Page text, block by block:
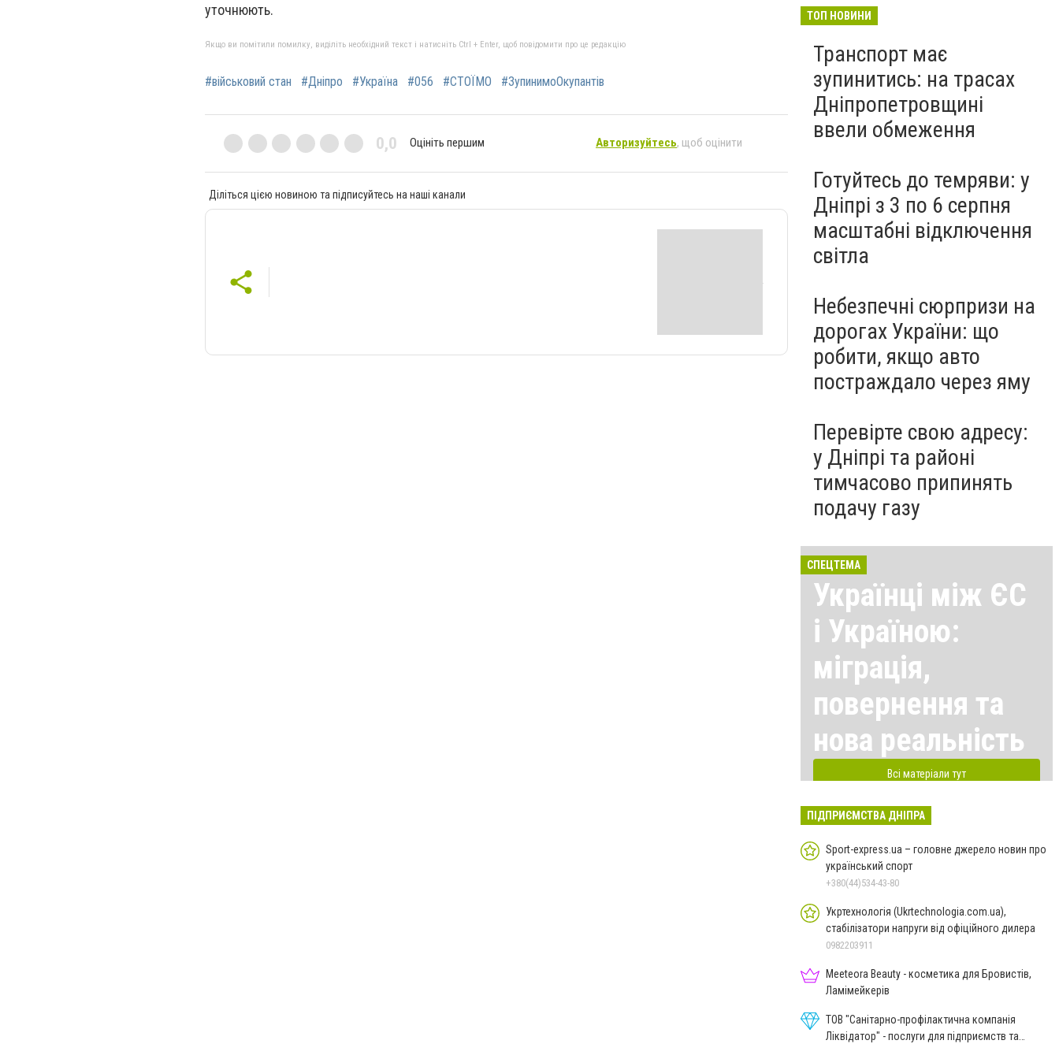
уточнюють.
Якщо ви помітили помилку, виділіть необхідний текст і натисніть Ctrl + Enter, щоб повідомити про це редакцію
#військовий стан #Дніпро #Україна #056 #СТОЇМО #ЗупинимоОкупантів
0,0 Оцініть першим Авторизуйтесь, щоб оцінити
Діліться цією новиною та підписуйтесь на наші канали
ТОП НОВИНИ
Транспорт має
зупинитись: на трасах
Дніпропетровщині
ввели обмеження
Готуйтесь до темряви: у
Дніпрі з 3 по 6 серпня
масштабні відключення
світла
Небезпечні сюрпризи на
дорогах України: що
робити, якщо авто
постраждало через яму
Перевірте свою адресу:
у Дніпрі та районі
тимчасово припинять
подачу газу
СПЕЦТЕМА
Українці між ЄС
і Україною:
міграція,
повернення та
нова реальність
Всі матеріали тут
ПІДПРИЄМСТВА ДНІПРА
Sport-express.ua – головне джерело новин про
український спорт
+380(44)534-43-80
Укртехнологія (Ukrtechnologia.com.ua),
стабілізатори напруги від офіційного дилера
0982203911
Meeteora Beauty - косметика для Бровистів,
Ламімейкерів
ТОВ "Санітарно-профілактична компанія
Ліквідатор" - послуги для підприємств та